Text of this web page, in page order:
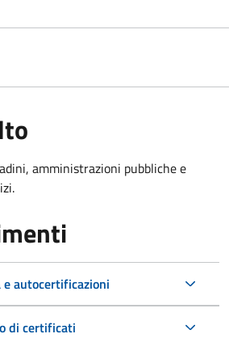
amministrazioni pubbliche e
autocertificazioni
di certificati